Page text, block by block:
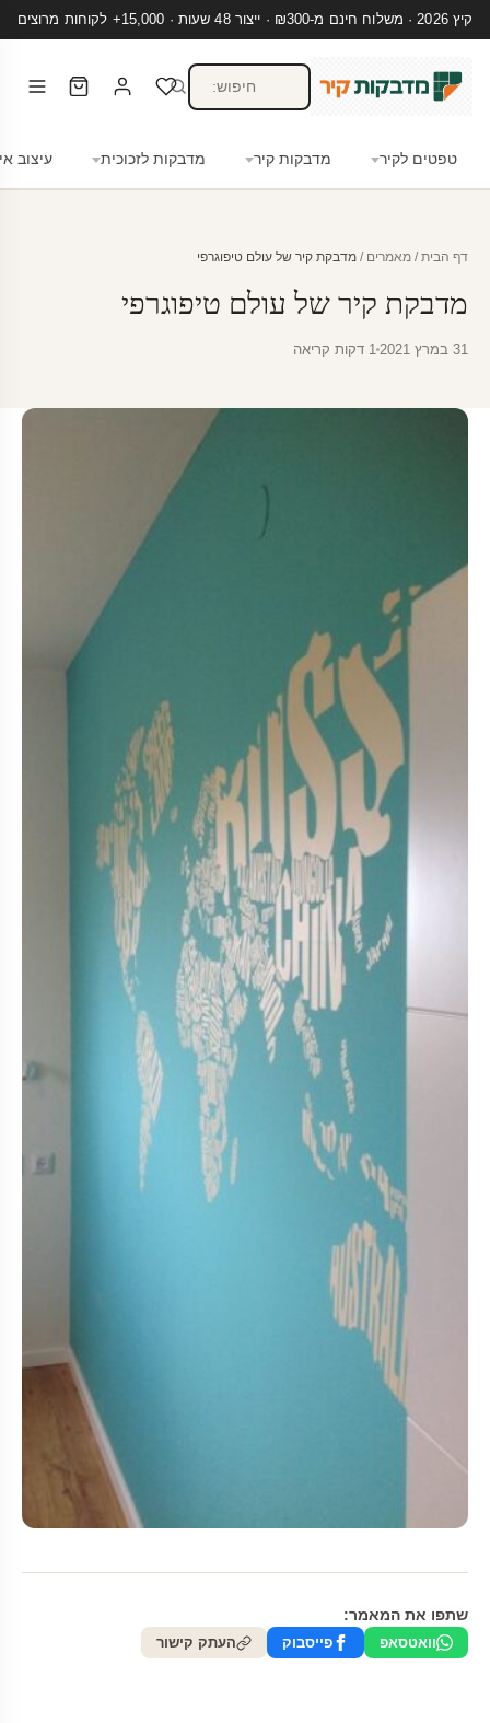
קיץ 2026 · משלוח חינם מ-₪300 · ייצור 48 שעות · 15,000+ לקוחות מרוצים
טפטים לקיר מדבקות קיר מדבקות לזכוכית עיצוב
דף הבית / מאמרים / מדבקת קיר של עולם טיפוגרפי
מדבקת קיר של עולם טיפוגרפי
31 במרץ 2021 1 דקות קריאה
שתפו את המאמר:
וואטסאפ פייסבוק העתק קישור